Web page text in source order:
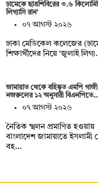
ঢামেকে ছাত্রশিবিরের ৩.৬
লিগ্যাসি রান’
০৭ আগস্ট ২০২৬
ঢাকা মেডিকেল কলেজের
শিক্ষার্থীদের নিয়ে ‘জুলাই
জামায়াত থেকে বহিষ্কৃত এমপি গাজী
নজরুলের ১২ অনুসারী
০৭ আগস্ট ২০২৬
নৈতিক স্খলন প্রমাণিত হওয়ায়
বাংলাদেশ জামায়াতে ইসলামী
বহ…